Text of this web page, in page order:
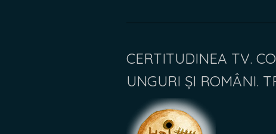
CERTITUDINEA TV.
UNGURI ȘI ROMÂNI.